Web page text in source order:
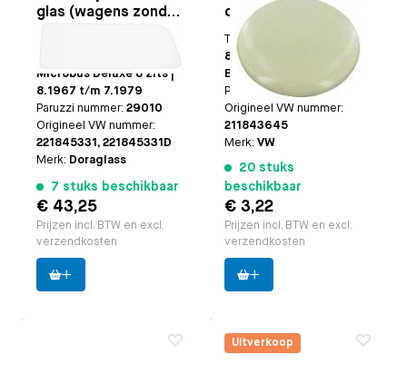
glas (wagens zonder
Microbus Deluxe 8 zits |
8.1967 t/m 7.1979
Paruzzi nummer: 29010
Origineel VW nummer:
221845331, 221845331D
Merk: Doraglass
7 stuks beschikbaar
€ 43,25
Prijzen incl. BTW en excl.
verzendkosten
deurhendel
schuifdeur zilver
beige
Toepasbaar op
8.1967 en later | T25/T3
Bus (alleen bestelbus)
Paruzzi nummer:20421
Origineel VW nummer:
211843645
Merk:VW
20 stuks
beschikbaar
€ 3,22
Prijzen incl. BTW en excl.
verzendkosten
Uitverkoop